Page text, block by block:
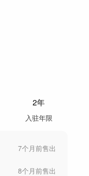
2年
入驻年限
7个月前售出
8个月前售出